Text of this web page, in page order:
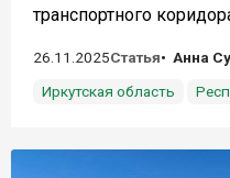
транспортного
26.11.2025Статья
Анна
Иркутская область